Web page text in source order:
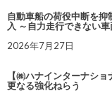
自動車船の荷役中断を
入 ～自力走行できない
2026年7月27日
【㈱ハナインターナシ
更なる強化ねらう